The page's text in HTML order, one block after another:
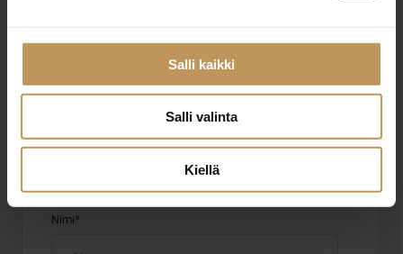
Salli kaikki
Salli valinta
Kiellä
Nimi*